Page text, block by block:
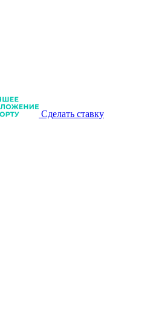
Сделать ставку